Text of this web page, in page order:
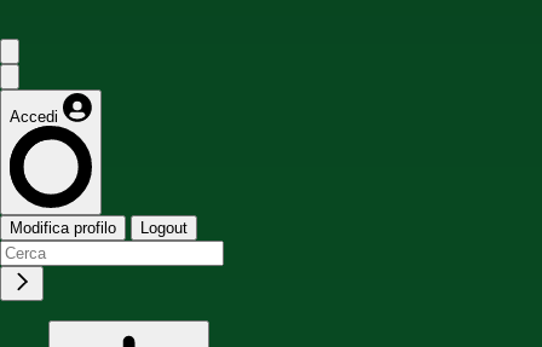
Accedi
Modifica profilo Logout